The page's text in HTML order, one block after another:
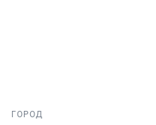
ГОРОД